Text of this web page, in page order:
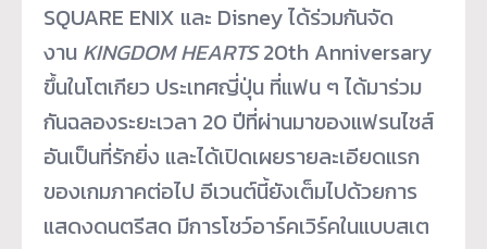
SQUARE ENIX และ Disney ได้ร่วมกันจัด
งาน KINGDOM HEARTS20th Anniversary
ขึ้นในโตเกียว ประเทศญี่ปุ่น ที่แฟน ๆ ได้มาร่วม
กันฉลองระยะเวลา 20 ปีที่ผ่านมาของแฟรนไชส์
อันเป็นที่รักยิ่ง และได้เปิดเผยรายละเอียดแรก
ของเกมภาคต่อไป อีเวนต์นี้ยังเต็มไปด้วยการ
แสดงดนตรีสด มีการโชว์อาร์คเวิร์คในแบบสเต